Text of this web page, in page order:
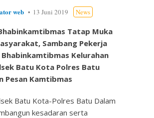
web 13 Juni 2019 News
Tatap Muka
Sambang Pekerja
Bhabinkamtibmas Kelurahan
Batu Kota Polres Batu
Pesan Kamtibmas
Batu Kota-Polres Batu Dalam
kesadaran serta